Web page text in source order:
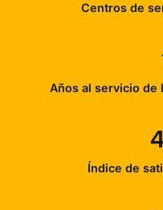
Centros de
Años al servicio de
Índice de